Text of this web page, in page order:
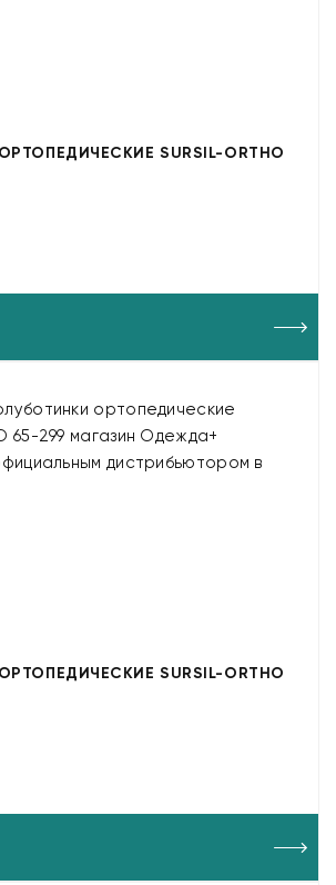
SURSIL-ORTHO
SURSIL-ORTHO